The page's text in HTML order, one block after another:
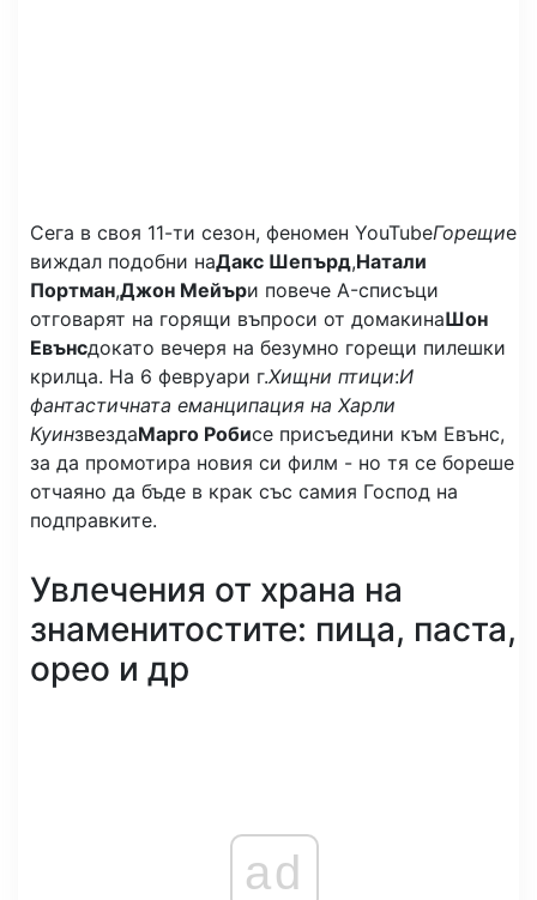
Сега в своя 11-ти сезон, феномен YouTubeГорещие
виждал подобни наДакс Шепърд,Натали
Портман,Джон Мейъри повече A-списъци
отговарят на горящи въпроси от домакинаШон
Евънсдокато вечеря на безумно горещи пилешки
крилца. На 6 февруари г.Хищни птици:И
фантастичната еманципация на Харли
КуинзвездаМарго Робисе присъедини към Евънс,
за да промотира новия си филм - но тя се бореше
отчаяно да бъде в крак със самия Господ на
подправките.
Увлечения от храна на
знаменитостите: пица, паста,
орео и др
ad